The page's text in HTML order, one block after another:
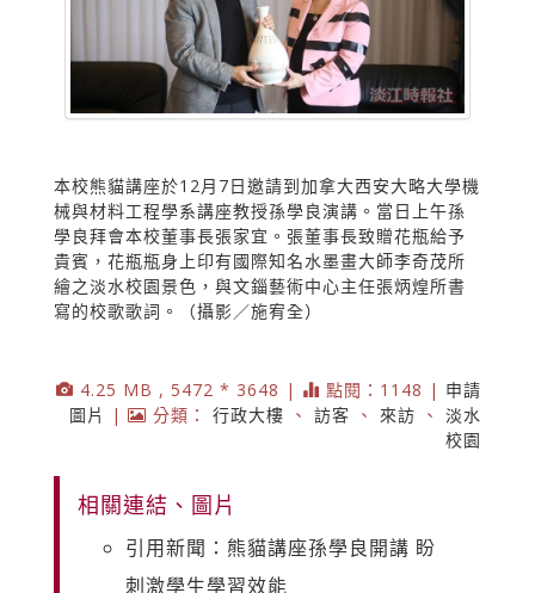
本校熊貓講座於12月7日邀請到加拿大西安大略大學機
械與材料工程學系講座教授孫學良演講。當日上午孫
學良拜會本校董事長張家宜。張董事長致贈花瓶給予
貴賓，花瓶瓶身上印有國際知名水墨畫大師李奇茂所
繪之淡水校園景色，與文錙藝術中心主任張炳煌所書
寫的校歌歌詞。（攝影／施宥全）
4.25 MB , 5472 * 3648 | 點閱：1148 | 申請
圖片
| 分類： 行政大樓 、 訪客 、 來訪 、 淡水
校園
相關連結、圖片
引用新聞：熊貓講座孫學良開講 盼
刺激學生學習效能